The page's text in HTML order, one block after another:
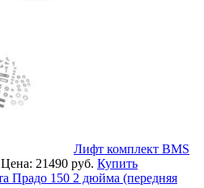
Лифт комплект BMS
Цена: 21490 руб. Купить
Прадо 150 2 дюйма (передняя